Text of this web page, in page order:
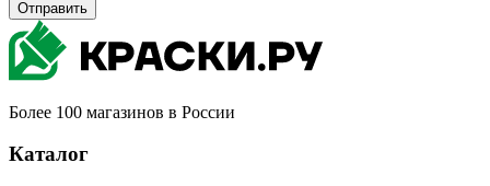
Отправить
Более 100 магазинов в России
Каталог